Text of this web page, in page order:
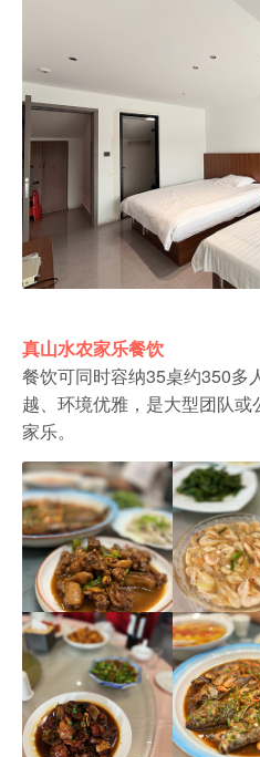
真山水农家乐餐饮
餐饮可同时容纳35桌约350多
越、环境优雅，是大型团队
家乐。